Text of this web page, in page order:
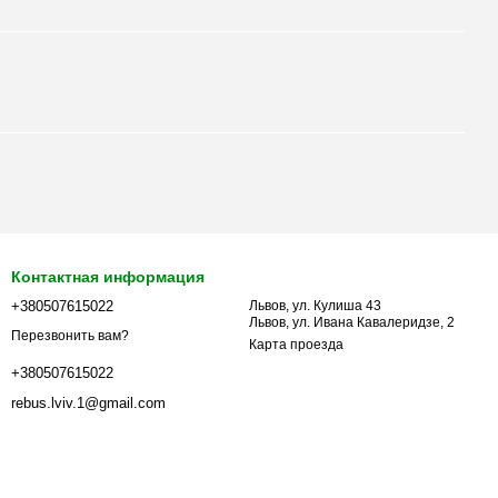
Контактная информация
+380507615022
Перезвонить вам?
+380507615022
rebus.lviv.1@gmail.com
Львов, ул. Кулиша 43
Львов, ул. Ивана Кавалеридзе, 2
Карта проезда